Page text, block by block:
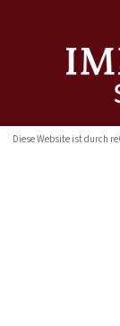
Diese Website ist durch